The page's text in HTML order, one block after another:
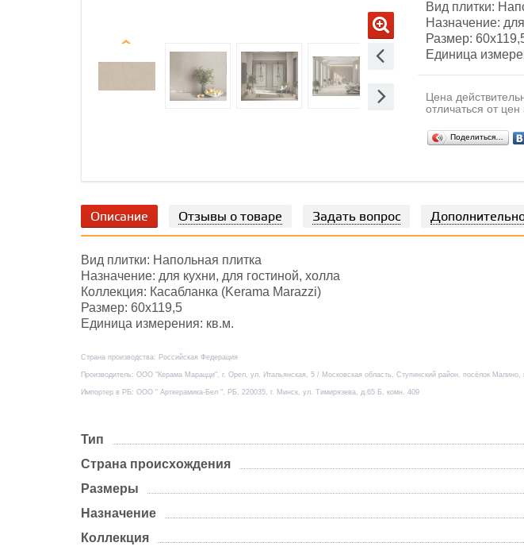
Вид плитки:
Назначение:
Размер:
Единица
Цена
отличаться от
Поделиться…
Описание Отзывы о товаре Задать вопрос
Вид плитки: Напольная плитка
Назначение: для кухни, для гостиной, холла
Коллекция: Касабланка (Kerama Marazzi)
Размер: 60х119,5
Единица измерения: кв.м.
Страна производства: Российская Федерация
Производитель: ООО "Керама Марацци", г. Орел, ул. Итальянская, 5 / Московская область, Ступинский район, посёлок Малино,
Импортер в РБ: ООО " Арткерамика-Бел ", РБ, 220035, г. Минск, ул. Тимирязева, д.65 Б, комн. 409
Тип
Страна происхождения
Размеры
Назначение
Коллекция